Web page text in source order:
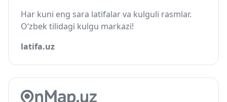
Har kuni eng sara latifalar va kulguli rasmlar.
O‘zbek tilidagi kulgu markazi!
latifa.uz